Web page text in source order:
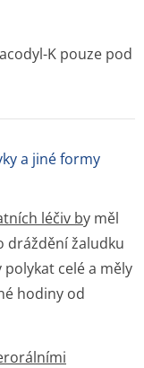
K pouze pod
a jiné formy
léčiv by měl
dráždění žaludku
celé a měly
hodiny od